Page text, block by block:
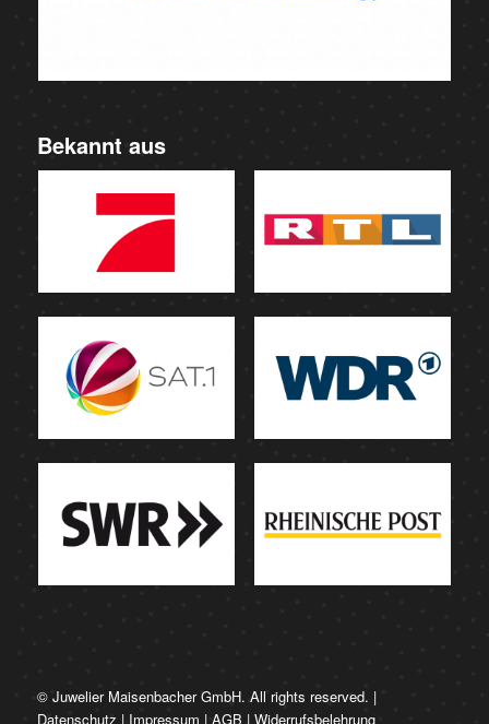
Bekannt aus
© Juwelier Maisenbacher GmbH. All rights reserved. |
Datenschutz | Impressum | AGB | Widerrufsbelehrung